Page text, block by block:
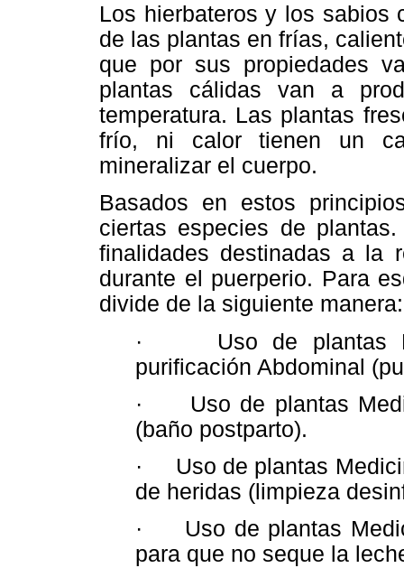
Los hierbateros y los sabios
de las plantas en frías,
que por sus propiedades
plantas cálidas van a
temperatura. Las plantas
frío, ni calor tienen un
mineralizar el cuerpo.
Basados en estos
ciertas especies de
finalidades destinadas a la
durante el puerperio. Para
divide de la siguiente manera:
· Uso de plantas
purificación Abdominal
· Uso de plantas
(baño postparto).
· Uso de plantas
de heridas (limpieza
· Uso de plantas
para que no seque la